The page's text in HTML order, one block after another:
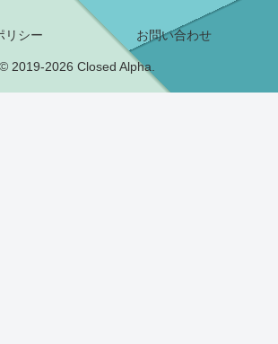
リシー お問い合わせ
© 2019-2026 Closed Alpha.